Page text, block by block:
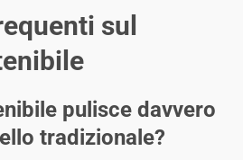
sul
pulisce davvero
tradizionale?